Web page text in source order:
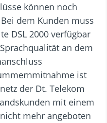
können noch
dem Kunden muss
DSL 2000 verfügbar
an dem
ist
der Dt. Telekom
mit einem
mehr angeboten